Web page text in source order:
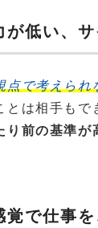
が低い、
点で考えら
とは相手もで
り前の基準が
覚で仕事